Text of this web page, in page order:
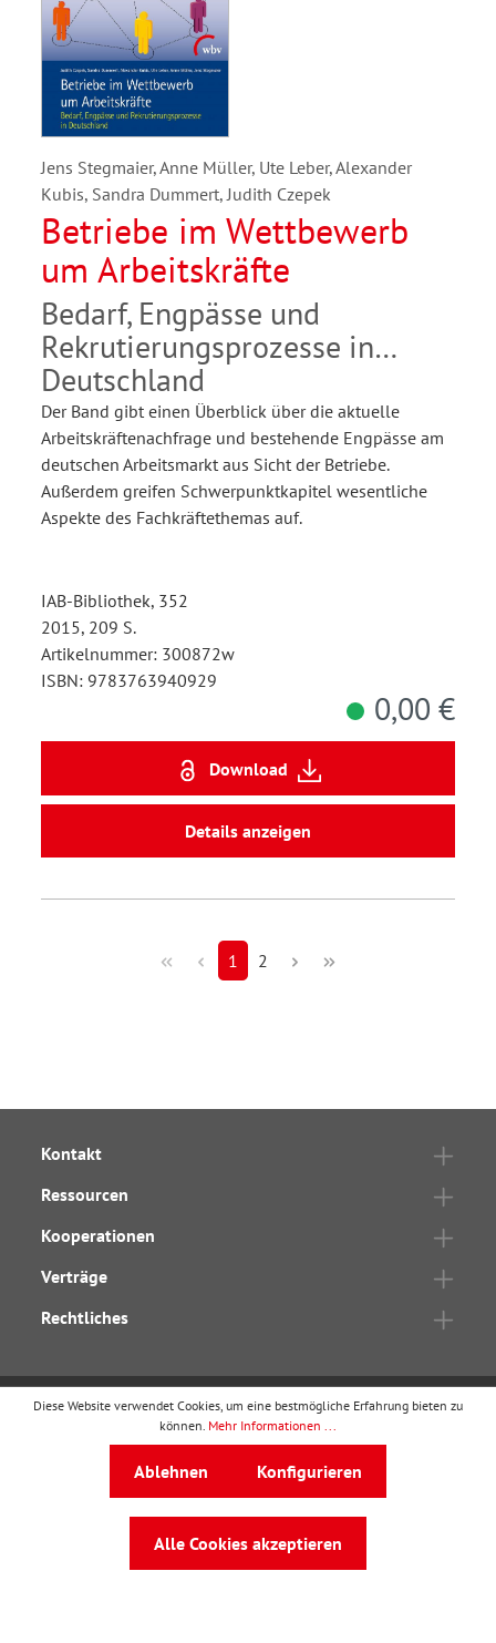
Jens Stegmaier, Anne Müller, Ute Leber, Alexander
Kubis, Sandra Dummert, Judith Czepek
Betriebe im Wettbewerb
um Arbeitskräfte
Bedarf, Engpässe und
Rekrutierungsprozesse in
Deutschland
Der Band gibt einen Überblick über die aktuelle
Arbeitskräftenachfrage und bestehende Engpässe am
deutschen Arbeitsmarkt aus Sicht der Betriebe.
Außerdem greifen Schwerpunktkapitel wesentliche
Aspekte des Fachkräftethemas auf.
IAB-Bibliothek, 352
2015, 209 S.
Artikelnummer: 300872w
ISBN: 9783763940929
0,00 €
Download
Details anzeigen
1 2
Kontakt
Ressourcen
Kooperationen
Verträge
Rechtliches
wbv Publikationist ein Geschäftsbereich von
Auf dem Esch 4 · 33619 Bielefeld · Telefon0521
service@wbv.de
Folgen Sie uns auf:
Diese Website verwendet Cookies, um eine bestmögliche Erfahrung bieten zu
können. Mehr Informationen ...
Ablehnen Konfigurieren
Alle Cookies akzeptieren